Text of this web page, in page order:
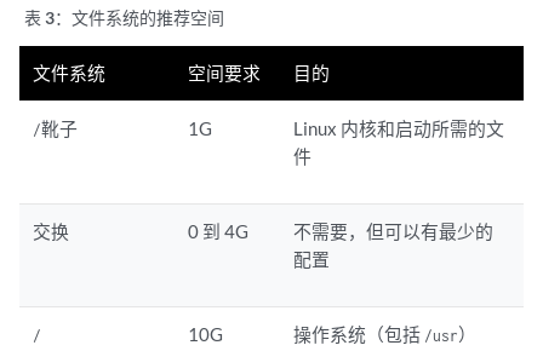
表 3： 文件系统的推荐空间
文件系统 空间要求 目的
/靴子 1G
Linux 内核和启动所需的文
件
交换 0 到 4G
不需要，但可以有最少的
配置
/ 10G 操作系统（包括 /usr）